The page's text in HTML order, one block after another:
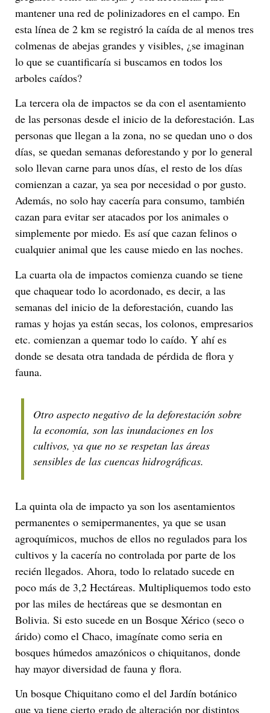
mantener una red de polinizadores en el campo. En
esta línea de 2 km se registró la caída de al menos tres
colmenas de abejas grandes y visibles, ¿se imaginan
lo que se cuantificaría si buscamos en todos los
arboles caídos?
La tercera ola de impactos se da con el asentamiento
de las personas desde el inicio de la deforestación. Las
personas que llegan a la zona, no se quedan uno o dos
días, se quedan semanas deforestando y por lo general
solo llevan carne para unos días, el resto de los días
comienzan a cazar, ya sea por necesidad o por gusto.
Además, no solo hay cacería para consumo, también
cazan para evitar ser atacados por los animales o
simplemente por miedo. Es así que cazan felinos o
cualquier animal que les cause miedo en las noches.
La cuarta ola de impactos comienza cuando se tiene
que chaquear todo lo acordonado, es decir, a las
semanas del inicio de la deforestación, cuando las
ramas y hojas ya están secas, los colonos, empresarios
etc. comienzan a quemar todo lo caído. Y ahí es
donde se desata otra tandada de pérdida de flora y
fauna.
Otro aspecto negativo de la deforestación sobre
la economía, son las inundaciones en los
cultivos, ya que no se respetan las áreas
sensibles de las cuencas hidrográficas.
La quinta ola de impacto ya son los asentamientos
permanentes o semipermanentes, ya que se usan
agroquímicos, muchos de ellos no regulados para los
cultivos y la cacería no controlada por parte de los
recién llegados. Ahora, todo lo relatado sucede en
poco más de 3,2 Hectáreas. Multipliquemos todo esto
por las miles de hectáreas que se desmontan en
Bolivia. Si esto sucede en un Bosque Xérico (seco o
árido) como el Chaco, imagínate como seria en
bosques húmedos amazónicos o chiquitanos, donde
hay mayor diversidad de fauna y flora.
Un bosque Chiquitano como el del Jardín botánico
que ya tiene cierto grado de alteración por distintos